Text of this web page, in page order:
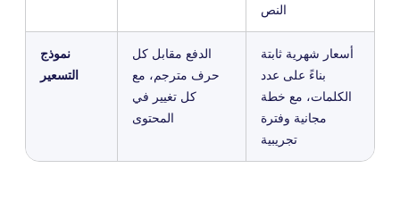
النص
نموذج
التسعير
الدفع مقابل كل
حرف مترجم، مع
كل تغيير في
المحتوى
أسعار شهرية ثابتة
بناءً على عدد
الكلمات، مع خطة
مجانية وفترة
تجريبية